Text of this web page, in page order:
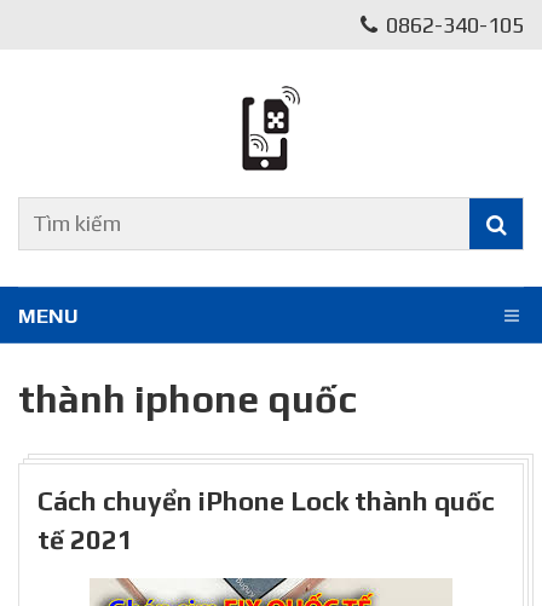
0862-340-105
MENU
thành iphone quốc
Cách chuyển iPhone Lock thành quốc
tế 2021